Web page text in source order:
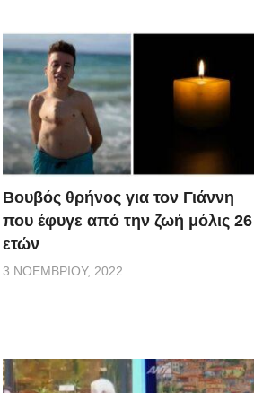
Βουβός θρήνος για τον Γιάννη
που έφυγε από την ζωή μόλις 26
ετών
3 ΝΟΕΜΒΡΊΟΥ, 2022